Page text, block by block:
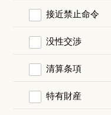
接近禁止命令
没性交渉
清算条項
特有財産